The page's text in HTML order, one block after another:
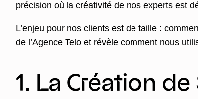
précision où la créativité de nos experts est
L’enjeu pour nos clients est de taille :
de l’Agence Telo et révèle comment nous
1. La Création